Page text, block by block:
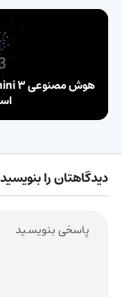
دیدگاهتان را بنویسید